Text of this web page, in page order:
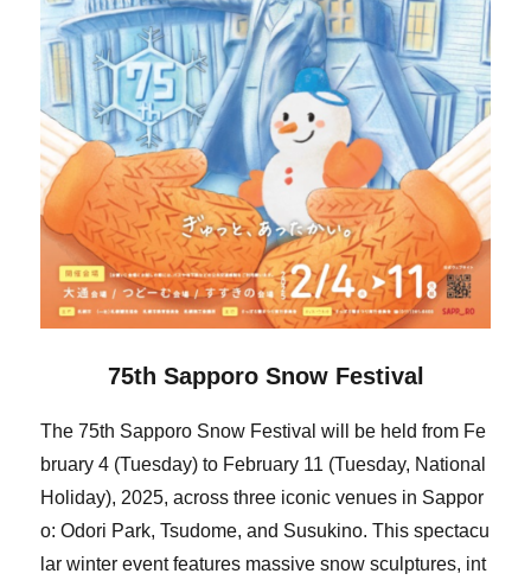
75th Sapporo Snow Festival
The 75th Sapporo Snow Festival will be held from Fe
bruary 4 (Tuesday) to February 11 (Tuesday, National
Holiday), 2025, across three iconic venues in Sappor
o: Odori Park, Tsudome, and Susukino. This spectacu
lar winter event features massive snow sculptures, int